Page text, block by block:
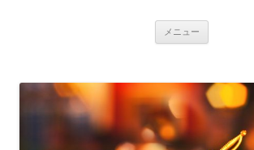
メニュー
へ
ス
キ
ッ
プ